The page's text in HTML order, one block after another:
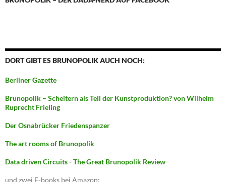
DORT GIBT ES BRUNOPOLIK AUCH NOCH:
Berliner Gazette
Brunopolik – Scheitern als Teil der Kunstproduktion? von Wilhelm
Ruprecht Frieling
Der Osnabrücker Friedenspanzer
The art rooms of Brunopolik
Data driven Circuits - The Great Brunopolik Review
und zwei E-books bei Amazon: